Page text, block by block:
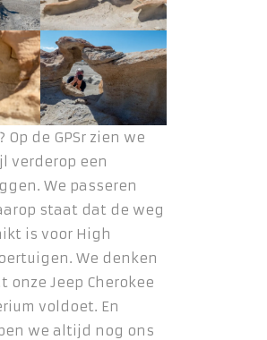
Op de GPSr zien we
verderop een
We passeren
staat dat de weg
is voor High
We denken
onze Jeep Cherokee
voldoet. En
we altijd nog ons